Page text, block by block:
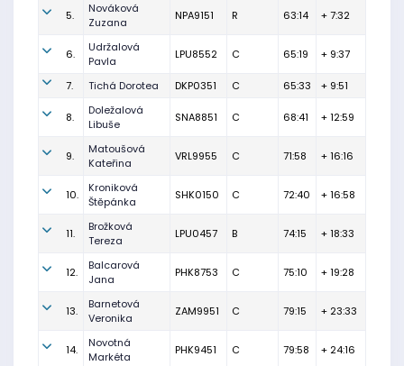
5.
Nováková
Zuzana
NPA9151 R 63:14 + 7:32
6.
Udržalová
Pavla
LPU8552 C 65:19 + 9:37
7. Tichá Dorotea DKP0351 C 65:33 + 9:51
8.
Doležalová
Libuše
SNA8851 C 68:41 + 12:59
9.
Matoušová
Kateřina
VRL9955 C 71:58 + 16:16
10.
Kroniková
Štěpánka
SHK0150 C 72:40 + 16:58
11.
Brožková
Tereza
LPU0457 B 74:15 + 18:33
12.
Balcarová
Jana
PHK8753 C 75:10 + 19:28
13.
Barnetová
Veronika
ZAM9951 C 79:15 + 23:33
14.
Novotná
Markéta
PHK9451 C 79:58 + 24:16